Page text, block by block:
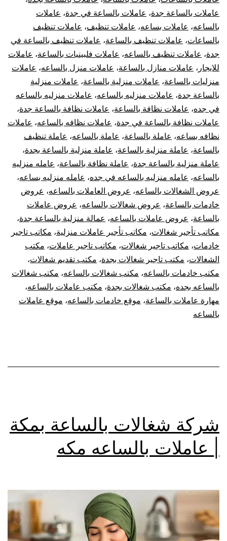
عاملات بالساعة جدة، عاملات بالساعة في جدة، عاملات
بالساعه، عاملات بساعه، عاملات تنظيف، عاملات تنظيف
بالساعات، عاملات تنظيف بالساعة، عاملات تنظيف بالساعة في
جدة، عاملات تنظيف بالساعه، عاملات فلبينيات بالساعة، عاملات
للايجار ، عاملات منازل بالساعة، عاملات منزل بالساعه، عاملات
منزليات بالساعة، عاملات منزلية بالساعة، عاملات منزلية
بالساعة جدة، عاملات منزليه بالساعه، عاملات منزليه بالساعه
في جده، عاملات نظافة بالساعة، عاملات نظافة بالساعة جدة،
عاملات نظافة بالساعة في جدة، عاملات نظافه بالساعه، عاملات
نظافه بساعه، عاملة بالساعة، عاملة بالساعه، عاملة تنظيف
بالساعة، عاملة منزلية بالساعة، عاملة منزلية بالساعة بجدة،
عاملة منزلية بالساعة جدة، عاملة نظافة بالساعة، عامله منزليه
بالساعه، عامله منزليه بالساعه في جده، عامله منزليه بساعه،
عروض الشغالات بالساعه، عروض العاملات بالساعه، عروض
خادمات بالساعة، عروض شغالات بالساعه، عروض عاملات
بالساعة، عروض عاملات بالساعه، عمالة منزلية بالساعة جدة،
مكاتب تأجير شغالات، مكاتب تأجير عاملات منزلية، مكاتب تاجير
خادمات، مكاتب تاجير شغالات، مكاتب تاجير عاملات، مكتب
الشغالات، مكتب تاجير شغالات بجدة، مكتب تقديم شغالات،
مكتب خادمات بالساعه، مكتب شغالات بالساعه، مكتب شغالات
بالساعه بجده، مكتب شغالات بجدة، مكتب عاملات بالساعه،
مهارة عاملات بالساعة، موقع خادمات بالساعه، موقع عاملات
بالساعه
شركة شغالات بالساعة بمكة
| عاملات بالساعه مكه